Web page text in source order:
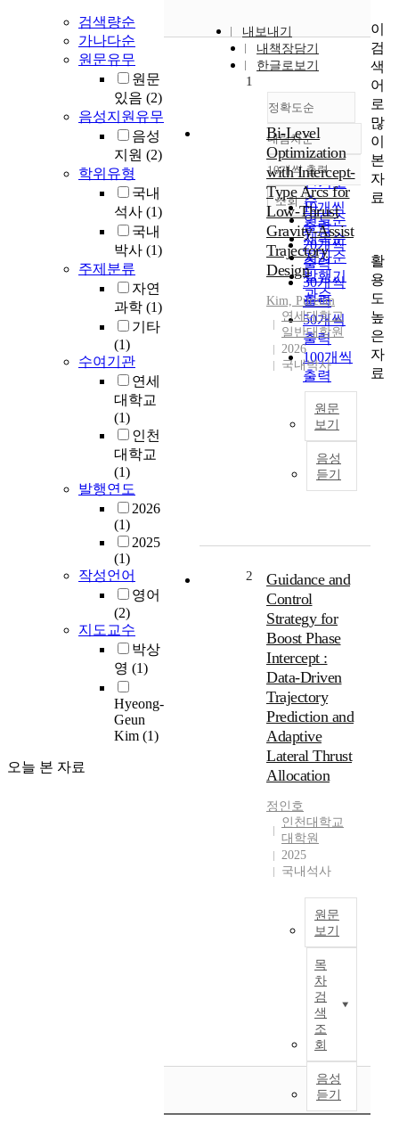
검색량순
가나다순
원문유무
원문
있음 (2)
음성지원유무
음성
지원 (2)
학위유형
국내
석사 (1)
국내
박사 (1)
주제분류
자연
과학 (1)
기타
(1)
수여기관
연세
대학교
(1)
인천
대학교
(1)
발행연도
2026
(1)
2025
(1)
작성언어
영어
(2)
지도교수
박상
영 (1)
Hyeong-
Geun
Kim (1)
오늘 본 자료
내보내기
내책장담기
한글로보기
정확도순
정확도
순
인기도
순
연도순
제목순
저자순
발행기
관순
내림차순
내림차순
10개씩 출력
10개씩
출력
20개씩
출력
30개씩
출력
50개씩
출력
100개씩
출력
조회
1
Bi-Level
Optimization
with Intercept-
Type Arcs for
Low-Thrust
Gravity-Assist
Trajectory
Design
Kim, Pureum
연세대학교
일반대학원
2026
국내박사
원문
보기
음성
듣기
o
2
Guidance and
Control
Strategy for
Boost Phase
Intercept :
Data-Driven
Trajectory
Prediction and
Adaptive
Lateral Thrust
Allocation
정인호
인천대학교
대학원
2025
국내석사
원문
보기
목
차
검
색
조
회
음성
듣기
승
이
검
색
어
로
많
이
본
자
료
활
용
도
높
은
자
료